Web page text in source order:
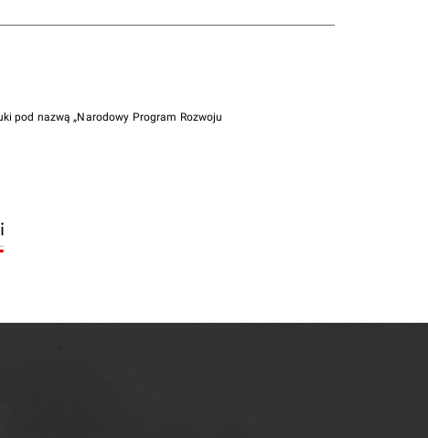
pod nazwą „Narodowy Program Rozwoju